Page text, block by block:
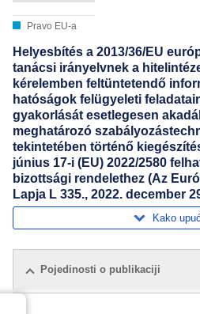
Pravo EU-a
Helyesbítés a 2013/36/EU
tanácsi irányelvnek a
kérelemben feltüntetendő
hatóságok felügyeleti
gyakorlását esetlegesen
meghatározó
tekintetében történő
június 17-i (EU) 2022/2580
bizottsági rendelethez (Az
Lapja L 335., 2022. december
Kako
Pojedinosti o publikaciji